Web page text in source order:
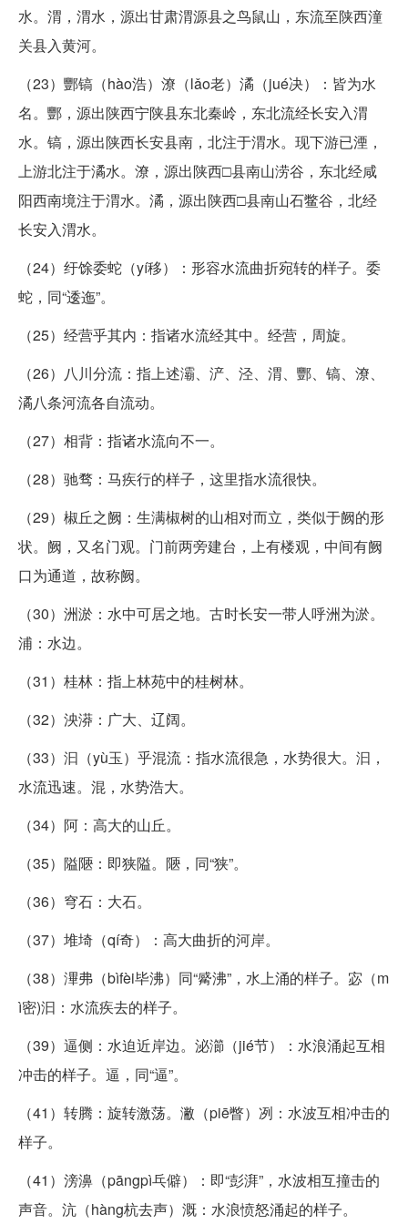
水。渭，渭水，源出甘肃渭源县之鸟鼠山，东流至陕西潼
关县入黄河。
（23）酆镐（hào浩）潦（lǎo老）潏（jué决）：皆为水
名。酆，源出陕西宁陕县东北秦岭，东北流经长安入渭
水。镐，源出陕西长安县南，北注于渭水。现下游已湮，
上游北注于潏水。潦，源出陕西□县南山涝谷，东北经咸
阳西南境注于渭水。潏，源出陕西□县南山石鳖谷，北经
长安入渭水。
（24）纡馀委蛇（yí移）：形容水流曲折宛转的样子。委
蛇，同“逶迤”。
（25）经营乎其内：指诸水流经其中。经营，周旋。
（26）八川分流：指上述灞、浐、泾、渭、酆、镐、潦、
潏八条河流各自流动。
（27）相背：指诸水流向不一。
（28）驰骛：马疾行的样子，这里指水流很快。
（29）椒丘之阙：生满椒树的山相对而立，类似于阙的形
状。阙，又名门观。门前两旁建台，上有楼观，中间有阙
口为通道，故称阙。
（30）洲淤：水中可居之地。古时长安一带人呼洲为淤。
浦：水边。
（31）桂林：指上林苑中的桂树林。
（32）泱漭：广大、辽阔。
（33）汩（yù玉）乎混流：指水流很急，水势很大。汩，
水流迅速。混，水势浩大。
（34）阿：高大的山丘。
（35）隘陿：即狭隘。陿，同“狭”。
（36）穹石：大石。
（37）堆埼（qí奇）：高大曲折的河岸。
（38）滭弗（bìfèi毕沸）同“觱沸”，水上涌的样子。宓（m
ì密)汩：水流疾去的样子。
（39）逼侧：水迫近岸边。泌瀄（jié节）：水浪涌起互相
冲击的样子。逼，同“逼”。
（41）转腾：旋转激荡。潎（piē瞥）冽：水波互相冲击的
样子。
（41）滂濞（pāngpì乓僻）：即“彭湃”，水波相互撞击的
声音。沆（hàng杭去声）溉：水浪愤怒涌起的样子。